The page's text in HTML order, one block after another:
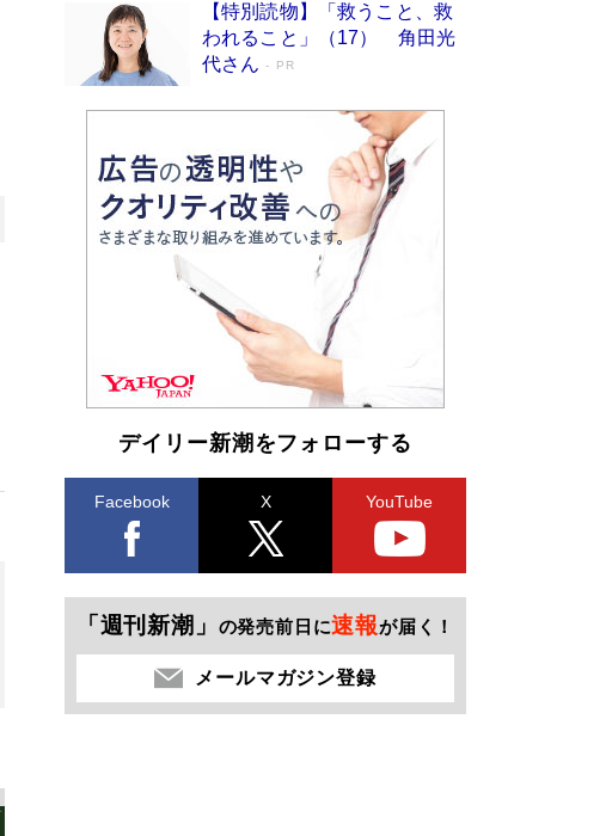
【特別読物】「救うこと、救
われること」（17） 角田光
代さん
PR
デイリー新潮をフォローする
Facebook X YouTube
「週刊新潮」 の発売前日に速報が届く！
メールマガジン登録